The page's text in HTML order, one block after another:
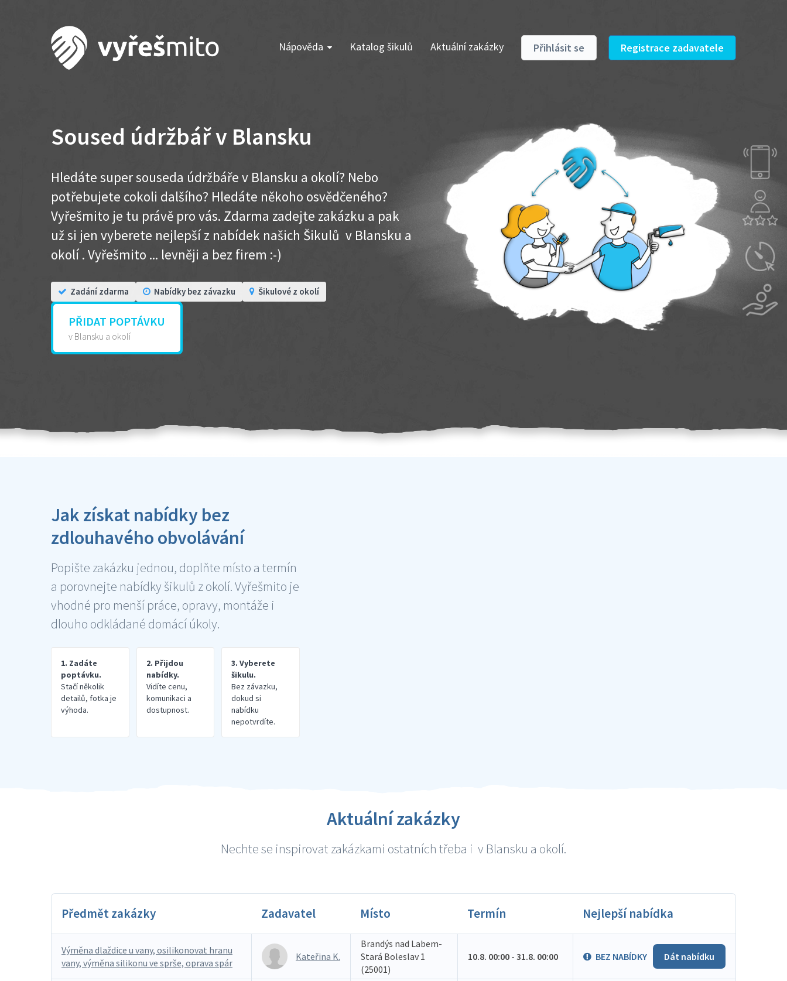
Nápověda Katalog šikulů Aktuální zakázky Přihlásit se Registrace zadavatele
Soused údržbář v Blansku
Hledáte super souseda údržbáře v Blansku a okolí? Nebo
potřebujete cokoli dalšího? Hledáte někoho osvědčeného?
Vyřešmito je tu právě pro vás. Zdarma zadejte zakázku a pak
už si jen vyberete nejlepší z nabídek našich Šikulů v Blansku a
okolí . Vyřešmito ... levněji a bez firem :-)
Zadání zdarma Nabídky bez závazku Šikulové z okolí
PŘIDAT POPTÁVKU
v Blansku a okolí
Jak získat nabídky bez
zdlouhavého obvolávání
Popište zakázku jednou, doplňte místo a termín
a porovnejte nabídky šikulů z okolí. Vyřešmito je
vhodné pro menší práce, opravy, montáže i
dlouho odkládané domácí úkoly.
1. Zadáte
poptávku.
Stačí několik
detailů, fotka je
výhoda.
2. Přijdou
nabídky.
Vidíte cenu,
komunikaci a
dostupnost.
3. Vyberete
šikulu.
Bez závazku,
dokud si
nabídku
nepotvrdíte.
Aktuální zakázky
Nechte se inspirovat zakázkami ostatních třeba i v Blansku a okolí.
Předmět zakázky Zadavatel Místo Termín Nejlepší nabídka
Výměna dlaždice u vany, osilikonovat hranu
vany, výměna silikonu ve sprše, oprava spár
Kateřina K.
Brandýs nad Labem-
Stará Boleslav 1
(25001)
10.8. 00:00 - 31.8. 00:00 BEZ NABÍDKY Dát nabídku